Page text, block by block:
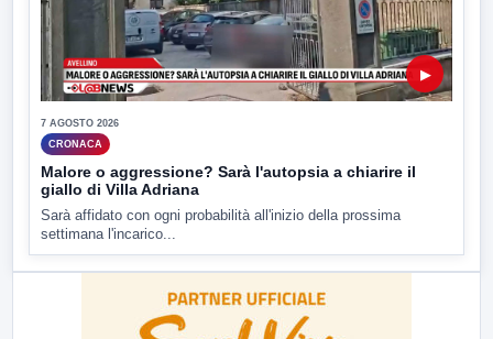
▶
7 AGOSTO 2026
CRONACA
Malore o aggressione? Sarà l'autopsia a chiarire il
giallo di Villa Adriana
Sarà affidato con ogni probabilità all'inizio della prossima
settimana l'incarico...